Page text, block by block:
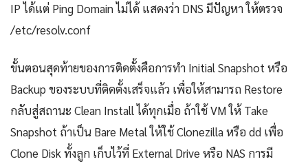
IP ได้แต่ Ping Domain ไม่ได้ แสดงว่า DNS มีปัญหา ให้ตรวจ
/etc/resolv.conf
ขั้นตอนสุดท้ายของการติดตั้งคือการทำ Initial Snapshot หรือ
Backup ของระบบที่ติดตั้งเสร็จแล้ว เพื่อให้สามารถ Restore
กลับสู่สถานะ Clean Install ได้ทุกเมื่อ ถ้าใช้ VM ให้ Take
Snapshot ถ้าเป็น Bare Metal ให้ใช้ Clonezilla หรือ dd เพื่อ
Clone Disk ทั้งลูก เก็บไว้ที่ External Drive หรือ NAS การมี